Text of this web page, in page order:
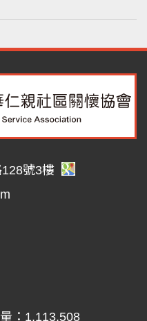
號3樓
：1,113,508